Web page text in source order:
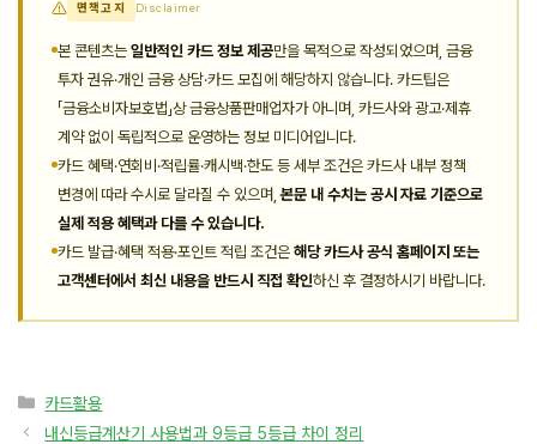
면책고지 Disclaimer
본 콘텐츠는 일반적인 카드 정보 제공만을 목적으로 작성되었으며, 금융
투자 권유·개인 금융 상담·카드 모집에 해당하지 않습니다. 카드팁은
「금융소비자보호법」상 금융상품판매업자가 아니며, 카드사와 광고·제휴
계약 없이 독립적으로 운영하는 정보 미디어입니다.
카드 혜택·연회비·적립률·캐시백·한도 등 세부 조건은 카드사 내부 정책
변경에 따라 수시로 달라질 수 있으며,본문 내 수치는 공시 자료 기준으로
실제 적용 혜택과 다를 수 있습니다.
카드 발급·혜택 적용·포인트 적립 조건은 해당 카드사 공식 홈페이지 또는
고객센터에서 최신 내용을 반드시 직접 확인하신 후 결정하시기 바랍니다.
카
테
카드활용
내신등급계산기 사용법과 9등급 5등급 차이 정리